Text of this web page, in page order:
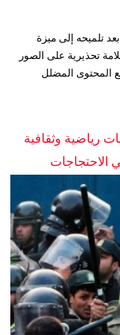
تلميحه إلى ميزة
تحذيرية على الصور
المحتوى المضلل
رياضية وثقافية
الاحتجاجات